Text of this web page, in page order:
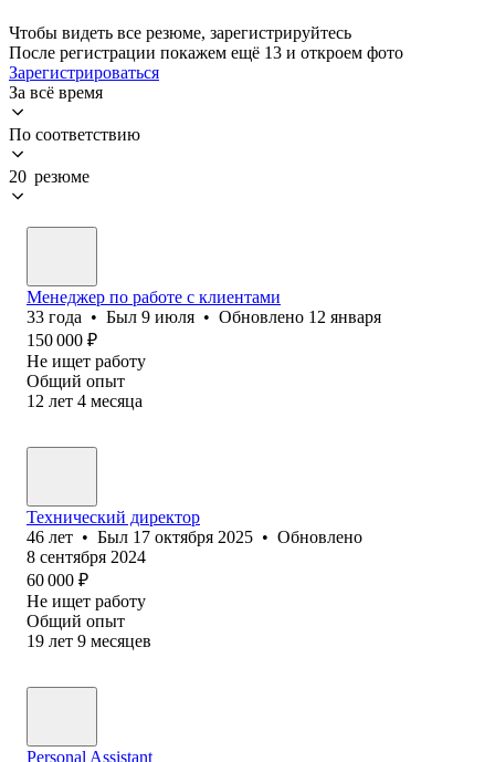
Чтобы видеть все резюме, зарегистрируйтесь
После регистрации покажем ещё 13 и откроем фото
Зарегистрироваться
За всё время
По соответствию
20 резюме
Менеджер по работе с клиентами
33 года • Был 9 июля • Обновлено 12 января
150 000 ₽
Не ищет работу
Общий опыт
12 лет 4 месяца
Технический директор
46 лет • Был 17 октября 2025 • Обновлено
8 сентября 2024
60 000 ₽
Не ищет работу
Общий опыт
19 лет 9 месяцев
Personal Assistant